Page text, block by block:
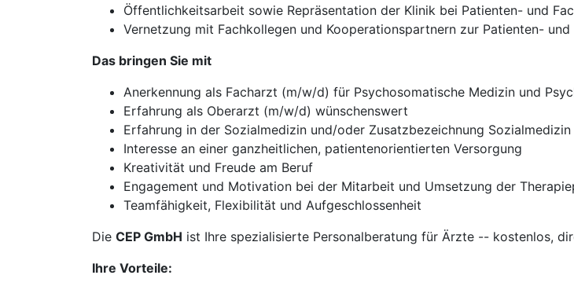
Öffentlichkeitsarbeit sowie Repräsentation der Klinik bei Patienten- und
Vernetzung mit Fachkollegen und Kooperationspartnern zur Patienten-
Das bringen Sie mit
Anerkennung als Facharzt (m/w/d) für Psychosomatische Medizin und
Erfahrung als Oberarzt (m/w/d) wünschenswert
Erfahrung in der Sozialmedizin und/oder Zusatzbezeichnung Sozialmedizin
Interesse an einer ganzheitlichen, patientenorientierten Versorgung
Kreativität und Freude am Beruf
Engagement und Motivation bei der Mitarbeit und Umsetzung der
Teamfähigkeit, Flexibilität und Aufgeschlossenheit
Die CEP GmbH ist Ihre spezialisierte Personalberatung für Ärzte -- kostenlos,
Ihre Vorteile: